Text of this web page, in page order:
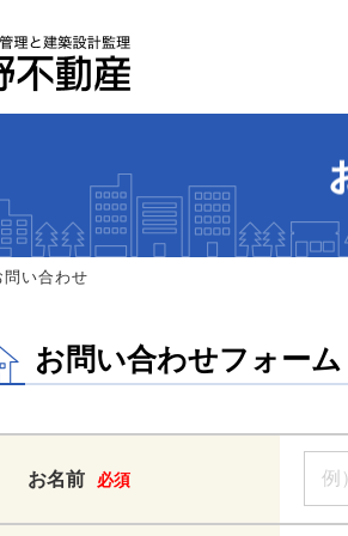
問い合わせ
お問い合わせフォーム
お名前 必須